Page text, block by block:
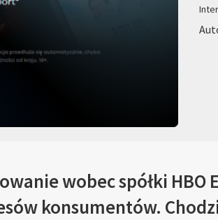
wobec spółki HBO
konsumentów.